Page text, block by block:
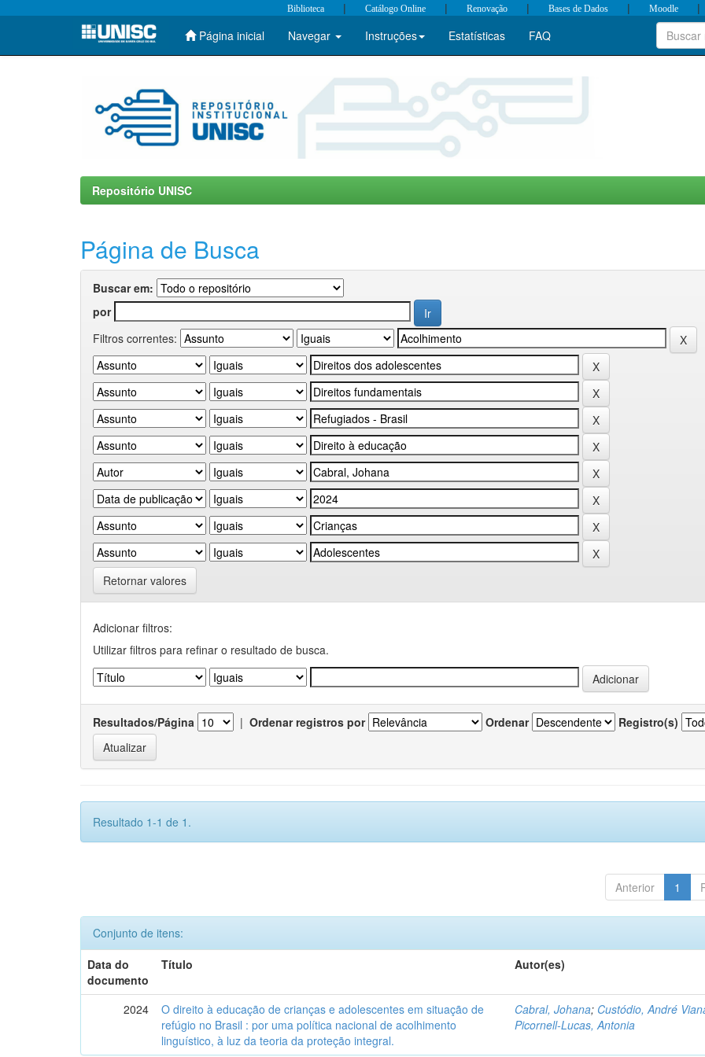
Skip
Biblioteca | Catálogo Online | Renovação | Bases de Dados | Moodle |
Página inicial Navegar Instruções Estatísticas FAQ
Repositório UNISC
Página de Busca
Buscar em:
por
Filtros correntes:
Retornar valores
Adicionar filtros:
Utilizar filtros para refinar o resultado de busca.
Resultados/Página | Ordenar registros por Ordenar Registro(s)
Resultado 1-1 de 1.
Anterior 1
Conjunto de itens:
Data do
documento
Título Autor(es)
2024
O direito à educação de crianças e adolescentes em situação de
refúgio no Brasil : por uma política nacional de acolhimento
linguístico, à luz da teoria da proteção integral.
Cabral, Johana; Custódio, André
Picornell-Lucas, Antonia